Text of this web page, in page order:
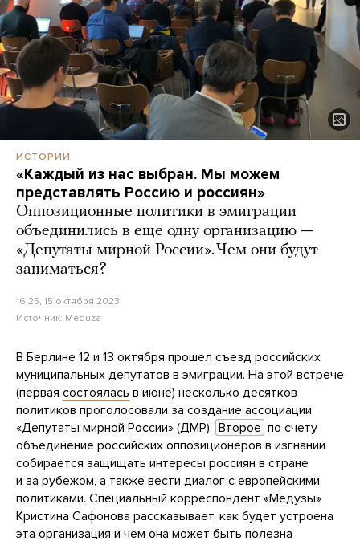
ИСТОРИИ
«Каждый из нас выбран. Мы можем
представлять Россию и россиян»
Оппозиционные политики в эмиграции
объединились в еще одну организацию —
«Депутаты мирной России». Чем они будут
заниматься?
16:25, 15 октября 2023
Источник: Meduza
В Берлине 12 и 13 октября прошел съезд российских
муниципальных депутатов в эмиграции. На этой встрече
(первая состоялась в июне) несколько десятков
политиков проголосовали за создание ассоциации
«Депутаты мирной России» (ДМР). Второе по счету
объединение российских оппозиционеров в изгнании
собирается защищать интересы россиян в стране
и за рубежом, а также вести диалог с европейскими
политиками. Специальный корреспондент «Медузы»
Кристина Сафонова рассказывает, как будет устроена
эта организация и чем она может быть полезна